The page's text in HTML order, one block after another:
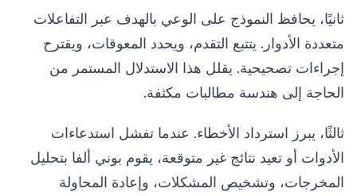
ثانيًا، يحافظ النموذج على الوعي بالهدف عبر التفاعلات
متعددة الأدوار. يتتبع التقدم، ويحدد المعوقات، ويقترح
إجراءات تصحيحية. يقلل هذا الاستدلال المستمر من
الحاجة إلى هندسة مطالبات مكثفة.
ثالثًا، يبرز استرداد الأخطاء. عندما تفشل استدعاءات
الأدوات أو تعيد نتائج غير متوقعة، يقوم بوني ألفا بتحليل
المخرجات، وتشخيص المشكلات، وإعادة المحاولة